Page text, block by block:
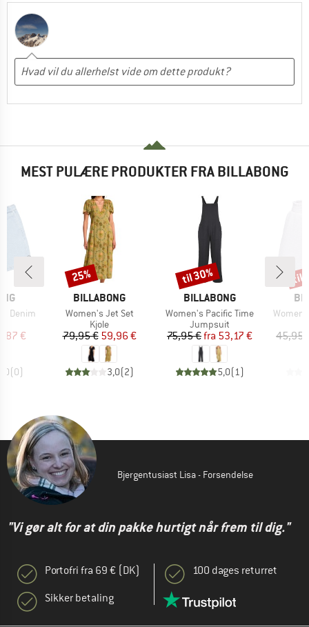
MEST PULÆRE PRODUKTER FRA BILLABONG
Denim
pris
€
(0)
MÆRKE
BILLABONG
Artikel
Women's Jet Set
Produktgruppe
Kjole
Pris
79,95 €Nedsat pris
59,96 €
3,0(2)
Rabat
25%
MÆRKE
BILLABONG
Artikel
Women's Pacific Time
Produktgruppe
Jumpsuit
Pris
75,95 € Nedsat pris
fra 53,17 €
5,0(1)
Rabat
til 30%
Artikel
45,95
til
Bjergentusiast Lisa - Forsendelse
"Vi gør alt for at din pakke hurtigt når frem til dig."
Portofri fra 69 € (DK)
Sikker betaling
100 dages returret